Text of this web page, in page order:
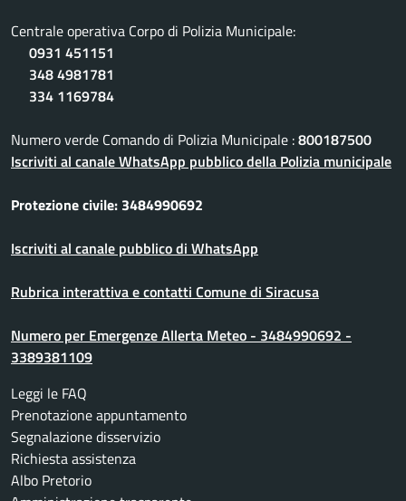
Centrale operativa Corpo di Polizia Municipale:
0931 451151
348 4981781
334 1169784
Numero verde Comando di Polizia Municipale :800187500
Iscriviti al canale WhatsApp pubblico della Polizia municipale
Protezione civile: 3484990692
Iscriviti al canale pubblico di WhatsApp
Rubrica interattiva e contatti Comune di Siracusa
Numero per Emergenze Allerta Meteo - 3484990692 -
3389381109
Leggi le FAQ
Prenotazione appuntamento
Segnalazione disservizio
Richiesta assistenza
Albo Pretorio